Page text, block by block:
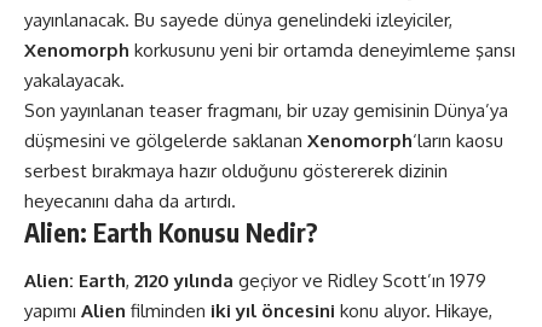
yayınlanacak. Bu sayede dünya genelindeki izleyiciler,
Xenomorph korkusunu yeni bir ortamda deneyimleme şansı
yakalayacak.
Son yayınlanan teaser fragmanı, bir uzay gemisinin Dünya’ya
düşmesini ve gölgelerde saklanan Xenomorph‘ların kaosu
serbest bırakmaya hazır olduğunu göstererek dizinin
heyecanını daha da artırdı​.
Alien: Earth Konusu Nedir?
Alien: Earth, 2120 yılında geçiyor ve Ridley Scott’ın 1979
yapımı Alien filminden iki yıl öncesini konu alıyor. Hikaye,